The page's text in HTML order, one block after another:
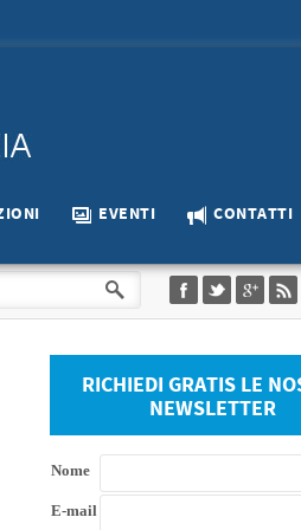
EVENTI CONTATTI
RICHIEDI GRATIS LE
NEWSLETTER
Nome
E-mail